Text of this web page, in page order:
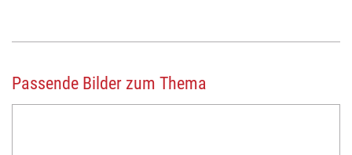
Passende Bilder zum Thema